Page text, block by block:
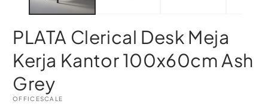
PLATA Clerical Desk Meja
Kerja Kantor 100x60cm Ash
Grey
OFFICESCALE